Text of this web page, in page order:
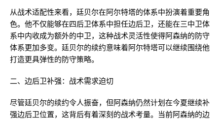
从战术适配性来看，廷贝尔在阿尔特塔的体系中扮演着重要角
色。他不仅能够在四后卫体系中担任边后卫，还能在三中卫体
系中内收成为额外的中卫，这种战术灵活性使得阿森纳的防守
体系更加多变。廷贝尔的续约意味着阿尔特塔可以继续围绕他
打造更具弹性的防守策略。
二、边后卫补强：战术需求迫切
尽管廷贝尔的续约令人振奋，但阿森纳仍然计划在今夏继续补
强边后卫位置，这背后有着深刻的战术考量。当前阿森纳的边